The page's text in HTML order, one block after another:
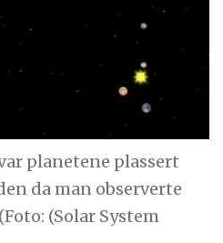
planetene plassert
da man observerte
(Solar System